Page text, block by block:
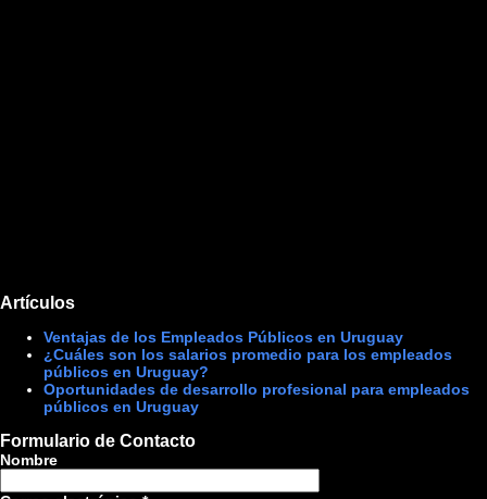
Artículos
Ventajas de los Empleados Públicos en Uruguay
¿Cuáles son los salarios promedio para los empleados
públicos en Uruguay?
Oportunidades de desarrollo profesional para empleados
públicos en Uruguay
Formulario de Contacto
Nombre